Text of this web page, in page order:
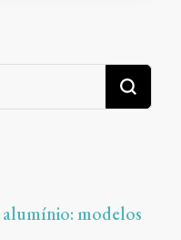
modelos